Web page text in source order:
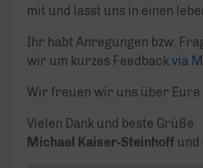
mit und lasst uns in einen
Ihr habt Anregungen bzw.
wir um kurzes Feedbackvia
Wir freuen wir uns über Eure
Vielen Dank und beste Grüße
Michael Kaiser-Steinhoff und